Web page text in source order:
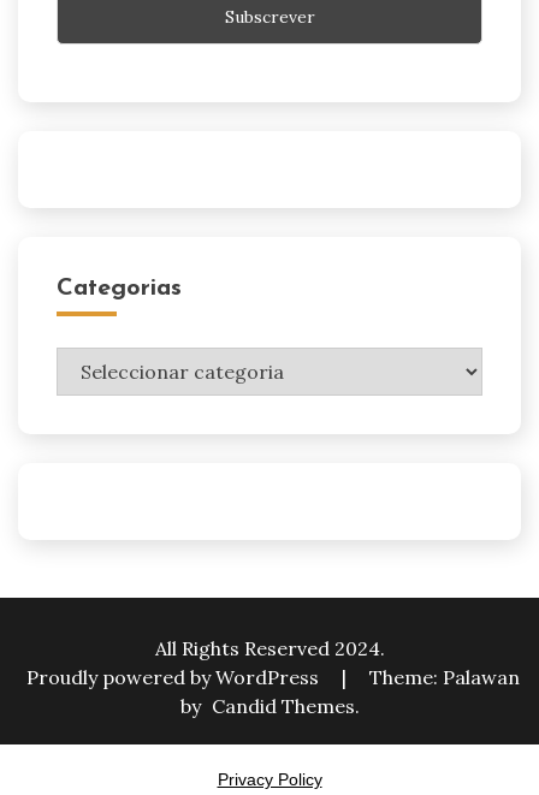
Categorias
Categorias
All Rights Reserved 2024.
Proudly powered by WordPress
|
Theme: Palawan
by Candid Themes.
Privacy Policy